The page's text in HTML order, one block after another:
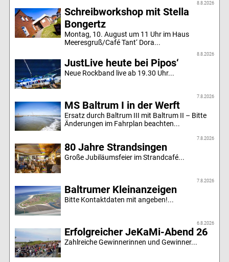
8.8.2026
Schreibworkshop mit Stella
Bongertz
Montag, 10. August um 11 Uhr im Haus
Meeresgruß/Café Tant‘ Dora...
8.8.2026
JustLive heute bei Pipos‘
Neue Rockband live ab 19.30 Uhr...
7.8.2026
MS Baltrum I in der Werft
Ersatz durch Baltrum III mit Baltrum II – Bitte
Änderungen im Fahrplan beachten...
7.8.2026
80 Jahre Strandsingen
Große Jubiläumsfeier im Strandcafé...
7.8.2026
Baltrumer Kleinanzeigen
Bitte Kontaktdaten mit angeben!...
6.8.2026
Erfolgreicher JeKaMi-Abend 26
Zahlreiche Gewinnerinnen und Gewinner...